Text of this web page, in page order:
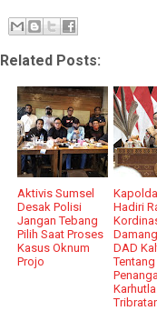
Related Posts:
Aktivis Sumsel
Desak Polisi
Jangan Tebang
Pilih Saat Proses
Kasus Oknum
Projo
Hadiri
DAD
Tentang